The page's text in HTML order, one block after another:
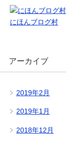
にほんブログ村
アーカイブ
2019年2月
2019年1月
2018年12月